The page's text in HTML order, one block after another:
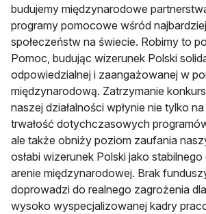
budujemy międzynarodowe
programy pomocowe wśród
społeczeństw na świecie. Robimy to
Pomoc, budując wizerunek Polski
odpowiedzialnej i zaangażowanej w
międzynarodową. Zatrzymanie
naszej działalności wpłynie nie tylko
trwałość dotychczasowych
ale także obniży poziom zaufania
osłabi wizerunek Polski jako
arenie międzynarodowej. Brak
doprowadzi do realnego zagrożenia
wysoko wyspecjalizowanej kadry